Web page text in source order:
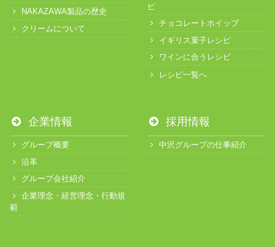
NAKAZAWA製品の歴史
クリームについて
ピ
チョコレートホイップ
イギリス菓子レシピ
ワインに合うレシピ
レシピ一覧へ
企業情報
グループ概要
沿革
グループ会社紹介
企業理念・経営理念・行動規
範
採用情報
中沢グループの仕事紹介